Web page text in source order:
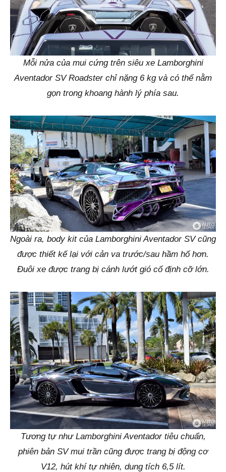
Mỗi nửa của mui cứng trên siêu xe Lamborghini
Aventador SV Roadster chỉ nặng 6 kg và có thể nằm
gọn trong khoang hành lý phía sau.
Ngoài ra, body kit của Lamborghini Aventador SV cũng
được thiết kế lại với cản va trước/sau hầm hố hơn.
Đuôi xe được trang bị cánh lướt gió cố định cỡ lớn.
Tương tự như Lamborghini Aventador tiêu chuẩn,
phiên bản SV mui trần cũng được trang bị động cơ
V12, hút khí tự nhiên, dung tích 6,5 lít.